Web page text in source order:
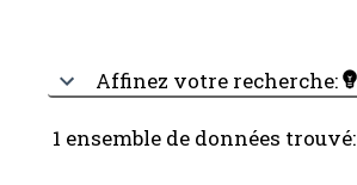
Affinez votre recherche:
1 ensemble de données trouvé: